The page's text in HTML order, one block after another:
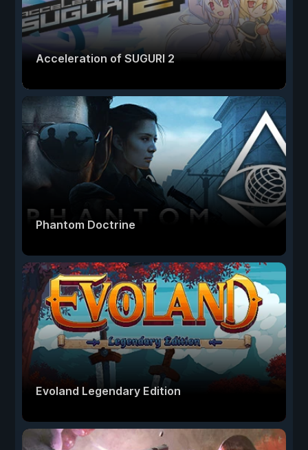
Acceleration of SUGURI 2
Phantom Doctrine
Evoland Legendary Edition